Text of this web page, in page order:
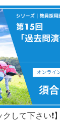
して下さい❗️】